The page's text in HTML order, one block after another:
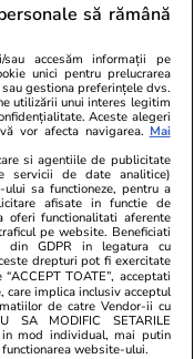
07:00
apartament
euro, a rămas
buruieni. Ce
09:25
mare pe gaze
în sistemul
să rămână
sau accesăm informații pe
unici pentru prelucrarea
gestiona preferințele dvs.
utilizării unui interes legitim
Aceste alegeri
vor afecta navigarea. Mai
si agentiile de publicitate
servicii de date analitice)
sa functioneze, pentru a
afisate in functie de
oferi functionalitati aferente
pe website. Beneficiati
din GDPR in legatura cu
drepturi pot fi exercitate
TOATE”, acceptati
implica inclusiv acceptul
de catre Vendor-ii cu
SA MODIFIC SETARILE
in mod individual, mai putin
website-ului.